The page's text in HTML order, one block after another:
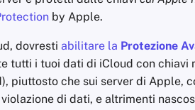
by Apple.
dovresti abilitare la Protezione
tutti i tuoi dati di iCloud con chiavi
piuttosto che sui server di Apple,
di dati, e altrimenti